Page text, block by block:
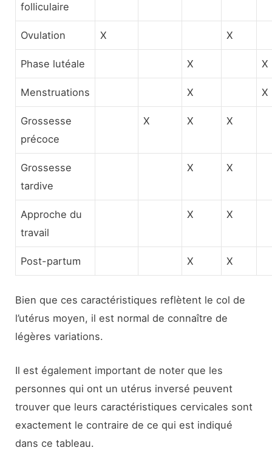
folliculaire
Ovulation X X
Phase lutéale X X
Menstruations X X
Grossesse
précoce
X X X
Grossesse
tardive
X X
Approche du
travail
X X
Post-partum X X
Bien que ces caractéristiques reflètent le col de
l’utérus moyen, il est normal de connaître de
légères variations.
Il est également important de noter que les
personnes qui ont un utérus inversé peuvent
trouver que leurs caractéristiques cervicales sont
exactement le contraire de ce qui est indiqué
dans ce tableau.